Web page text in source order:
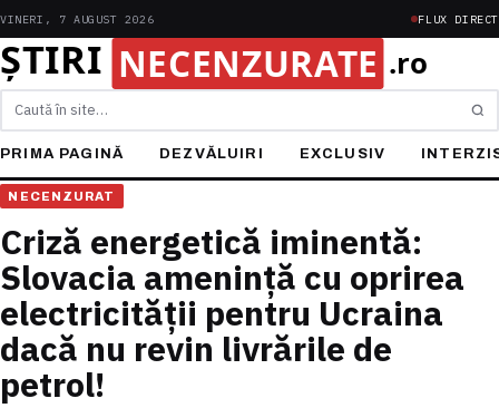
VINERI, 7 AUGUST 2026 FLUX DIRECT
Caută
PRIMA PAGINĂ DEZVĂLUIRI EXCLUSIV
NECENZURAT
Criză energetică iminentă:
Slovacia amenință cu oprirea
electricității pentru Ucraina
dacă nu revin livrările de
petrol!